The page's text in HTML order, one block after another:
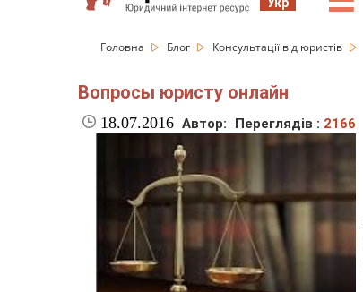
Головна Блог Консультації від юристів
Вопросы юристу онлайн
18.07.2016 Автор: Переглядів : 2166